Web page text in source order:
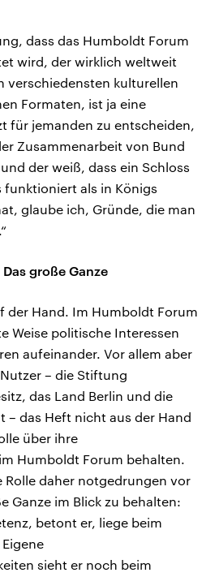
dass das Humboldt Forum
wird, der wirklich weltweit
verschiedensten kulturellen
Formaten, ist ja eine
für jemanden zu entscheiden,
Zusammenarbeit von Bund
der weiß, dass ein Schloss
funktioniert als in Königs
glaube ich, Gründe, die man
große Ganze
der Hand. Im Humboldt Forum
Weise politische Interessen
aufeinander. Vor allem aber
– die Stiftung
das Land Berlin und die
– das Heft nicht aus der Hand
über ihre
Humboldt Forum behalten.
Rolle daher notgedrungen vor
Ganze im Blick zu behalten:
betont er, liege beim
sieht er noch beim